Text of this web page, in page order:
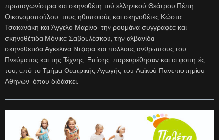
πρωταγωνίστρια και σκηνοθέτη τού ελληνικού Θεάτρου Πέπη
Οικονομοπούλου, τους ηθοποιούς και σκηνοθέτες Κώστα
Τσακανάκη και Άγγελο Μαρίνο, την ρουμάνα συγγραφέα και
σκηνοθέτιδα Μόνικα Σαβουλέσκου, την αλβανίδα
σκηνοθέτιδα Αγκελίνα Ντζάρα και πολλούς ανθρώπους του
Πνεύματος και της Τέχνης. Επίσης, παρευρέθησαν και οι φοιτητές
του, από το Τμήμα Θεατρικής Αγωγής του Λαϊκού Πανεπιστημίου
Αθηνών, όπου διδάσκει.